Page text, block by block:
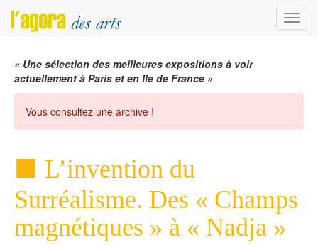
Menu
« Une sélection des meilleures expositions à voir
actuellement à Paris et en Ile de France »
Vous consultez une archive !
L’invention du
Surréalisme. Des « Champs
magnétiques » à « Nadja »